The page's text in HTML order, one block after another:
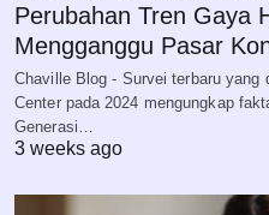
Perubahan Tren Gaya
Mengganggu Pasar
Chaville Blog - Survei terbaru
Center pada 2024 mengungkap
Generasi…
3 weeks ago